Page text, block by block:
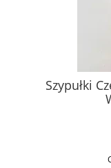
Szypułki